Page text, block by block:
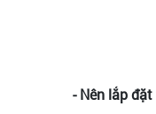
- Nên lắp